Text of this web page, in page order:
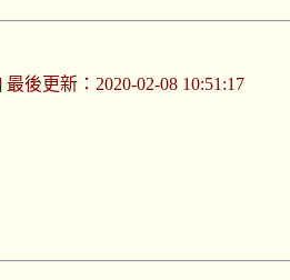
最後更新：2020-02-08 10:51:17